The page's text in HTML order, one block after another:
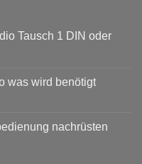
Tausch 1 DIN oder
was wird benötigt
nachrüsten